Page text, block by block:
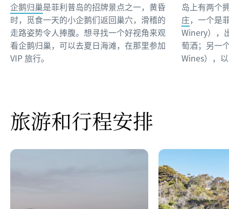
企鹅归巢是菲利普岛的招牌景点之一，黄昏
时，觅食一天的小企鹅们返回巢穴，滑稽的
走路姿势令人捧腹。想寻找一个好视角来观
看企鹅归巢，可以去夏日海滩，在那里参加
VIP 旅行。
岛上有两个
庄，一个是
Winery），
萄酒；另一
Wines），
旅游和行程安排